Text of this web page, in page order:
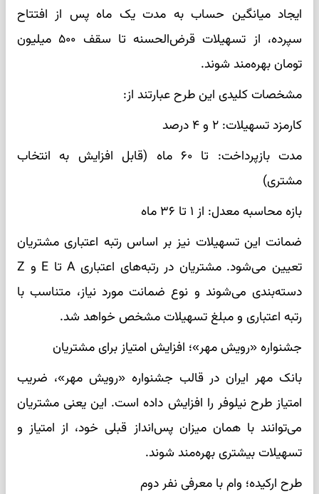
ایجاد میانگین حساب به مدت یک ماه پس از افتتاح
سپرده، از تسهیلات قرض‌الحسنه تا سقف ۵۰۰ میلیون
تومان بهره‌مند شوند.
مشخصات کلیدی این طرح عبارتند از:
کارمزد تسهیلات: ۲ و ۴ درصد
مدت بازپرداخت: تا ۶۰ ماه (قابل افزایش به انتخاب
مشتری)
بازه محاسبه معدل: از ۱ تا ۳۶ ماه
ضمانت این تسهیلات نیز بر اساس رتبه اعتباری مشتریان
تعیین می‌شود. مشتریان در رتبه‌های اعتباری A تا E و Z
دسته‌بندی می‌شوند و نوع ضمانت مورد نیاز، متناسب با
رتبه اعتباری و مبلغ تسهیلات مشخص خواهد شد.
جشنواره «رویش مهر»؛ افزایش امتیاز برای مشتریان
بانک مهر ایران در قالب جشنواره «رویش مهر»، ضریب
امتیاز طرح نیلوفر را افزایش داده است. این یعنی مشتریان
می‌توانند با همان میزان پس‌انداز قبلی خود، از امتیاز و
تسهیلات بیشتری بهره‌مند شوند.
طرح ارکیده؛ وام با معرفی نفر دوم